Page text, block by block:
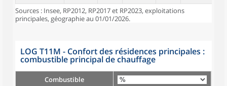
Sources : Insee, RP2012, RP2017 et RP2023, exploitations
principales, géographie au 01/01/2026.
LOG T11M - Confort des résidences principales :
combustible principal de chauffage
Combustible